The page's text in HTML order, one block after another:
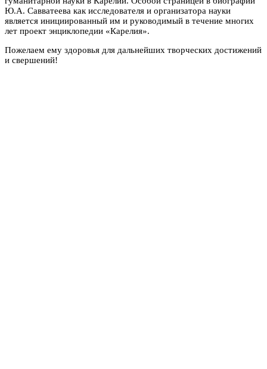
Ю.А. Савватеева как исследователя и организатора науки
является инициированный им и руководимый в течение многих
лет проект энциклопедии «Карелия».
Пожелаем ему здоровья для дальнейших творческих достижений
и свершений!